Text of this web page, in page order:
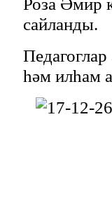
сайланды.
һәм илһам